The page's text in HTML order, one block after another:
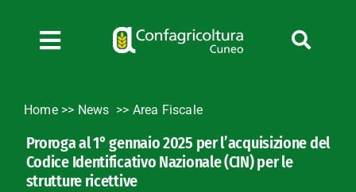
contenuto
Toggle
News
Bandi
Home>> News Area Fiscale
Proroga al 1° gennaio 2025 per l’acquisizione del
Codice Identificativo Nazionale (CIN) per le
strutture ricettive